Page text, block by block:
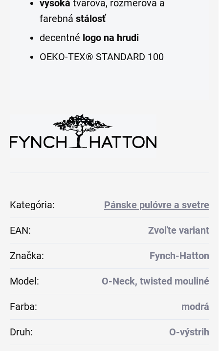
vysoká tvarová, rozmerová a
farebná stálosť
decentné logo na hrudi
OEKO-TEX® STANDARD 100
Kategória: Pánske pulóvre a svetre
EAN: Zvoľte variant
Značka: Fynch-Hatton
Model: O-Neck, twisted mouliné
Farba: modrá
Druh: O-výstrih